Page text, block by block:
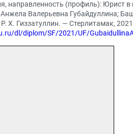
направленность (профиль): Юрист в
Валерьевна Губайдуллина;
Х. Гиззатуллин. — Стерлитамак,
dl/diplom/SF/2021/UF/